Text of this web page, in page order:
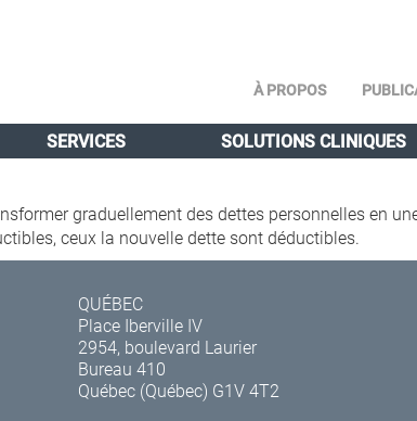
À PROPOS
SERVICES SOLUTIONS CLINIQUES
graduellement des dettes personnelles en
ceux la nouvelle dette sont déductibles.
QUÉBEC
Place Iberville IV
2954, boulevard Laurier
Bureau 410
Québec (Québec) G1V 4T2